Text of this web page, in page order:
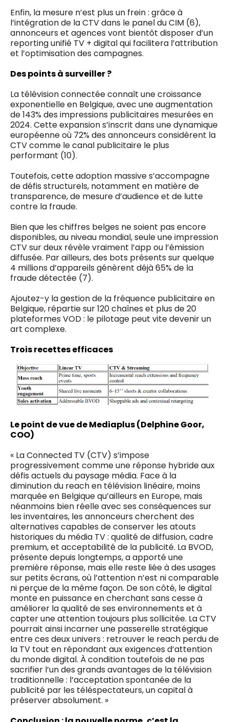
Enfin, la mesure n’est plus un frein : grâce à
l’intégration de la CTV dans le panel du CIM (6),
annonceurs et agences vont bientôt disposer d’un
reporting unifié TV + digital qui facilitera l’attribution
et l’optimisation des campagnes.
Des points à surveiller ?
La télévision connectée connaît une croissance
exponentielle en Belgique, avec une augmentation
de 143% des impressions publicitaires mesurées en
2024. Cette expansion s’inscrit dans une dynamique
européenne où 72% des annonceurs considèrent la
CTV comme le canal publicitaire le plus
performant (10).
Toutefois, cette adoption massive s’accompagne
de défis structurels, notamment en matière de
transparence, de mesure d’audience et de lutte
contre la fraude.
Bien que les chiffres belges ne soient pas encore
disponibles, au niveau mondial, seule une impression
CTV sur deux révèle vraiment l’app ou l’émission
diffusée. Par ailleurs, des bots présents sur quelque
4 millions d’appareils génèrent déjà 65% de la
fraude détectée (7).
Ajoutez-y la gestion de la fréquence publicitaire en
Belgique, répartie sur 120 chaînes et plus de 20
plateformes VOD : le pilotage peut vite devenir un
art complexe.
Trois recettes efficaces
Le point de vue de Mediaplus (Delphine Goor,
COO)
« La Connected TV (CTV) s’impose
progressivement comme une réponse hybride aux
défis actuels du paysage média. Face à la
diminution du reach en télévision linéaire, moins
marquée en Belgique qu’ailleurs en Europe, mais
néanmoins bien réelle avec ses conséquences sur
les inventaires, les annonceurs cherchent des
alternatives capables de conserver les atouts
historiques du média TV : qualité de diffusion, cadre
premium, et acceptabilité de la publicité. La BVOD,
présente depuis longtemps, a apporté une
première réponse, mais elle reste liée à des usages
sur petits écrans, où l’attention n’est ni comparable
ni perçue de la même façon. De son côté, le digital
monte en puissance en cherchant sans cesse à
améliorer la qualité de ses environnements et à
capter une attention toujours plus sollicitée. La CTV
pourrait ainsi incarner une passerelle stratégique
entre ces deux univers : retrouver le reach perdu de
la TV tout en répondant aux exigences d’attention
du monde digital. À condition toutefois de ne pas
sacrifier l’un des grands avantages de la télévision
traditionnelle : l’acceptation spontanée de la
publicité par les téléspectateurs, un capital à
préserver absolument. »